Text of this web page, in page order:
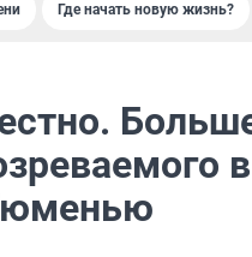
Где начать новую жизнь?
в